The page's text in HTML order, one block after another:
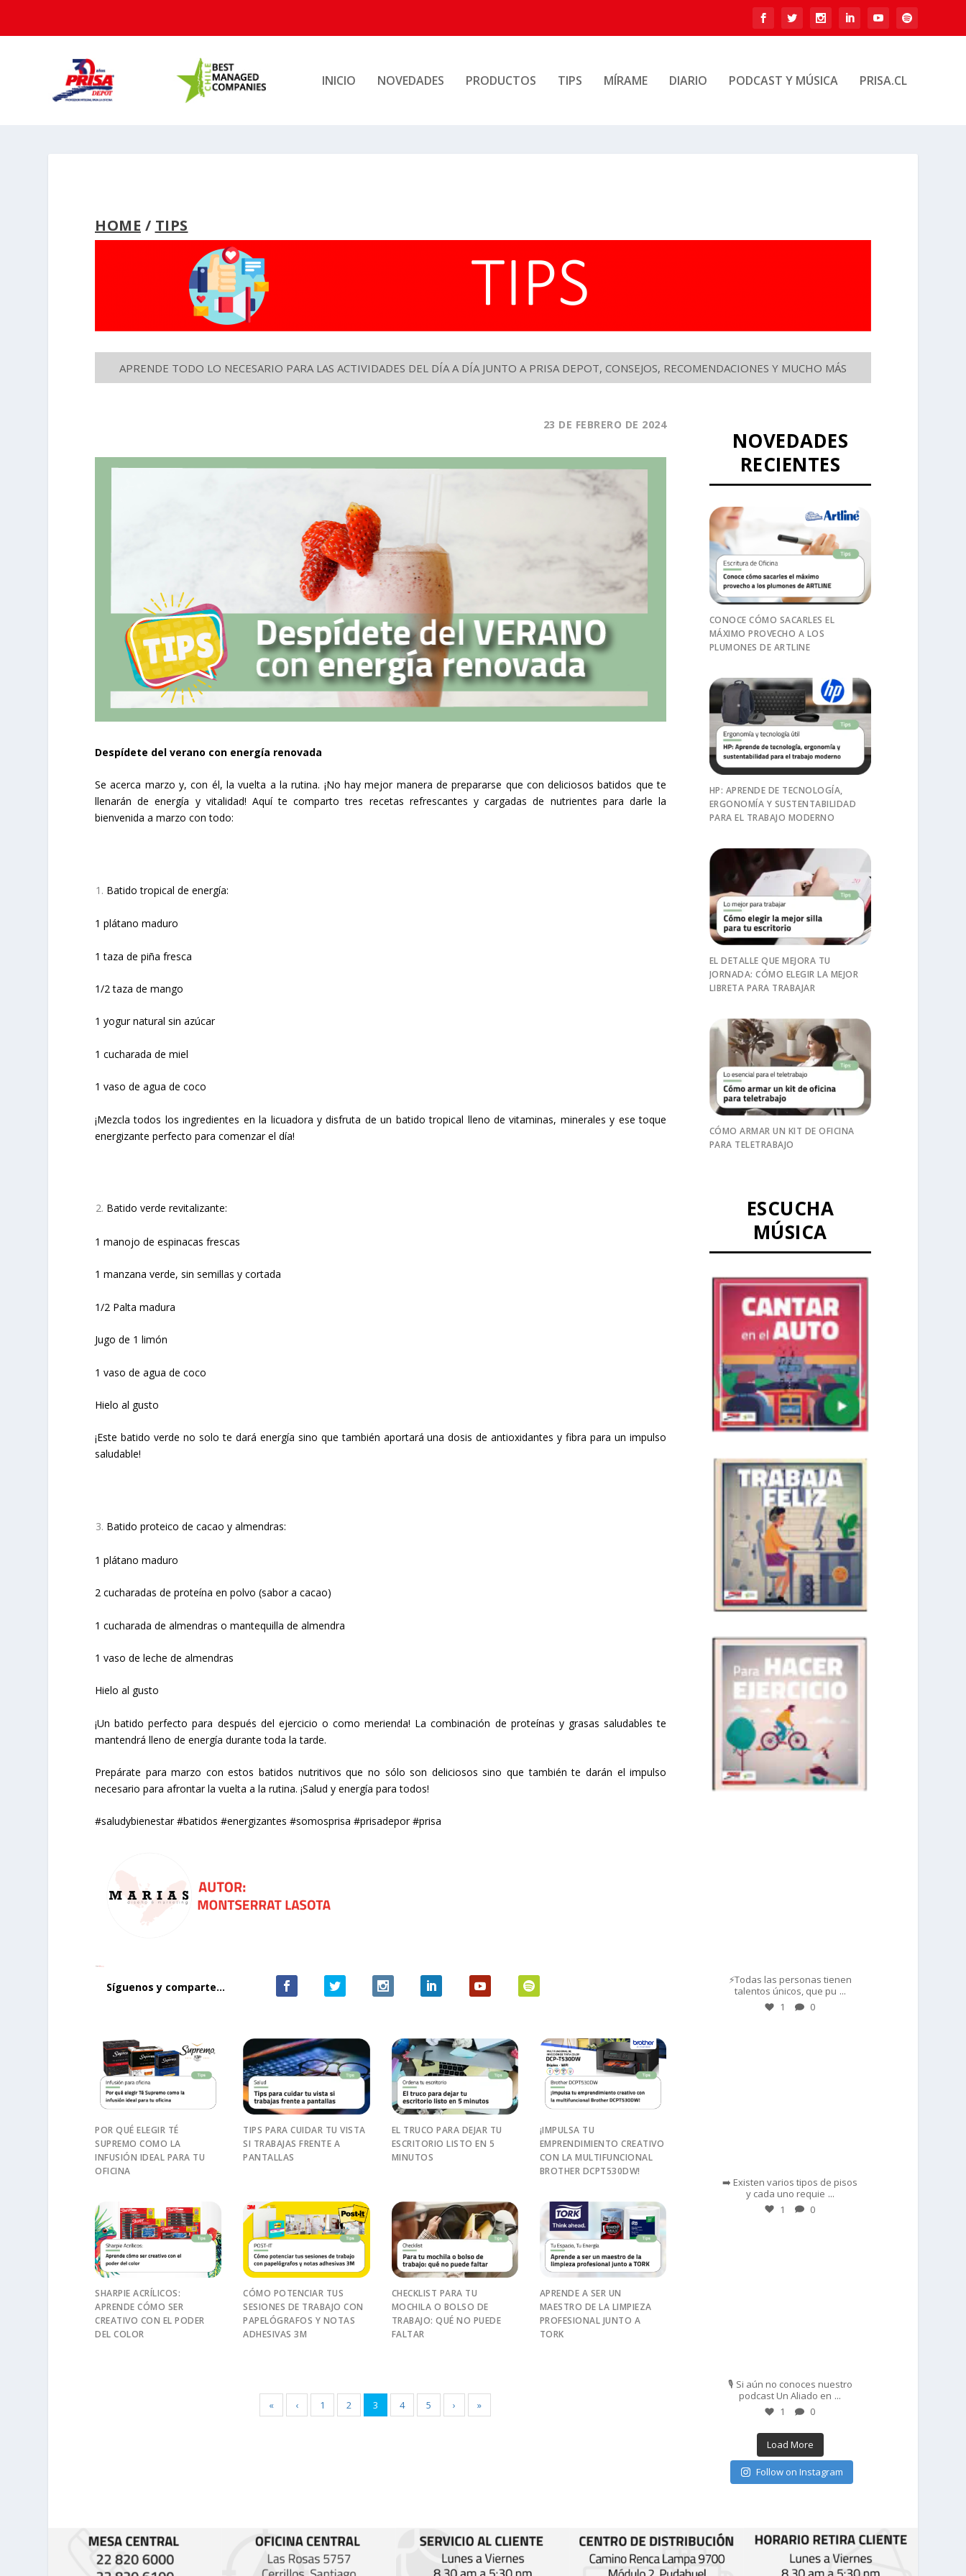
INICIO NOVEDADES PRODUCTOS TIPS MÍRAME DIARIO PODCAST Y MÚSICA PRISA.CL
HOME / TIPS
APRENDE TODO LO NECESARIO PARA LAS ACTIVIDADES DEL DÍA A DÍA JUNTO A PRISA DEPOT, CONSEJOS, RECOMENDACIONES Y MUCHO MÁS
23 DE FEBRERO DE 2024
Despídete del verano con energía renovada
Se acerca marzo y, con él, la vuelta a la rutina. ¡No hay mejor manera de prepararse que con deliciosos batidos que te
llenarán de energía y vitalidad! Aquí te comparto tres recetas refrescantes y cargadas de nutrientes para darle la
bienvenida a marzo con todo:
Batido tropical de energía:
1 plátano maduro
1 taza de piña fresca
1/2 taza de mango
1 yogur natural sin azúcar
1 cucharada de miel
1 vaso de agua de coco
¡Mezcla todos los ingredientes en la licuadora y disfruta de un batido tropical lleno de vitaminas, minerales y ese toque
energizante perfecto para comenzar el día!
Batido verde revitalizante:
1 manojo de espinacas frescas
1 manzana verde, sin semillas y cortada
1/2 Palta madura
Jugo de 1 limón
1 vaso de agua de coco
Hielo al gusto
¡Este batido verde no solo te dará energía sino que también aportará una dosis de antioxidantes y fibra para un impulso
saludable!
Batido proteico de cacao y almendras:
1 plátano maduro
2 cucharadas de proteína en polvo (sabor a cacao)
1 cucharada de almendras o mantequilla de almendra
1 vaso de leche de almendras
Hielo al gusto
¡Un batido perfecto para después del ejercicio o como merienda! La combinación de proteínas y grasas saludables te
mantendrá lleno de energía durante toda la tarde.
Prepárate para marzo con estos batidos nutritivos que no sólo son deliciosos sino que también te darán el impulso
necesario para afrontar la vuelta a la rutina. ¡Salud y energía para todos!
#saludybienestar #batidos #energizantes #somosprisa #prisadepor #prisa
Síguenos y comparte...
POR QUÉ ELEGIR TÉ
SUPREMO COMO LA
INFUSIÓN IDEAL PARA TU
OFICINA
TIPS PARA CUIDAR TU VISTA
SI TRABAJAS FRENTE A
PANTALLAS
EL TRUCO PARA DEJAR TU
ESCRITORIO LISTO EN 5
MINUTOS
¡IMPULSA TU
EMPRENDIMIENTO CREATIVO
CON LA MULTIFUNCIONAL
BROTHER DCPT530DW!
SHARPIE ACRÍLICOS:
APRENDE CÓMO SER
CREATIVO CON EL PODER
DEL COLOR
CÓMO POTENCIAR TUS
SESIONES DE TRABAJO CON
PAPELÓGRAFOS Y NOTAS
ADHESIVAS 3M
CHECKLIST PARA TU
MOCHILA O BOLSO DE
TRABAJO: QUÉ NO PUEDE
FALTAR
APRENDE A SER UN
MAESTRO DE LA LIMPIEZA
PROFESIONAL JUNTO A
TORK
« ‹ 1 2 3 4 5 › »
NOVEDADES
RECIENTES
CONOCE CÓMO SACARLES EL
MÁXIMO PROVECHO A LOS
PLUMONES DE ARTLINE
HP: APRENDE DE TECNOLOGÍA,
ERGONOMÍA Y SUSTENTABILIDAD
PARA EL TRABAJO MODERNO
EL DETALLE QUE MEJORA TU
JORNADA: CÓMO ELEGIR LA MEJOR
LIBRETA PARA TRABAJAR
CÓMO ARMAR UN KIT DE OFICINA
PARA TELETRABAJO
ESCUCHA
MÚSICA
⚡Todas las personas tienen
talentos únicos, que pu ...
1 0
➡️ Existen varios tipos de pisos
y cada uno requie ...
1 0
🎙️ Si aún no conoces nuestro
podcast Un Aliado en ...
1 0
Load More
Follow on Instagram